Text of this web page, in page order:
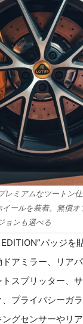
ミアムなツートン
ールを装着。無償
ョンも選べる
バッジを
アミラー、リア
スプリッター、
プライバシーガ
グセンサーやリ